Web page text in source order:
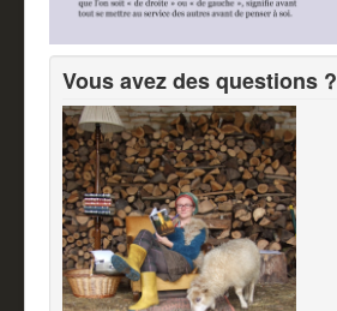
Vous avez des questions ?